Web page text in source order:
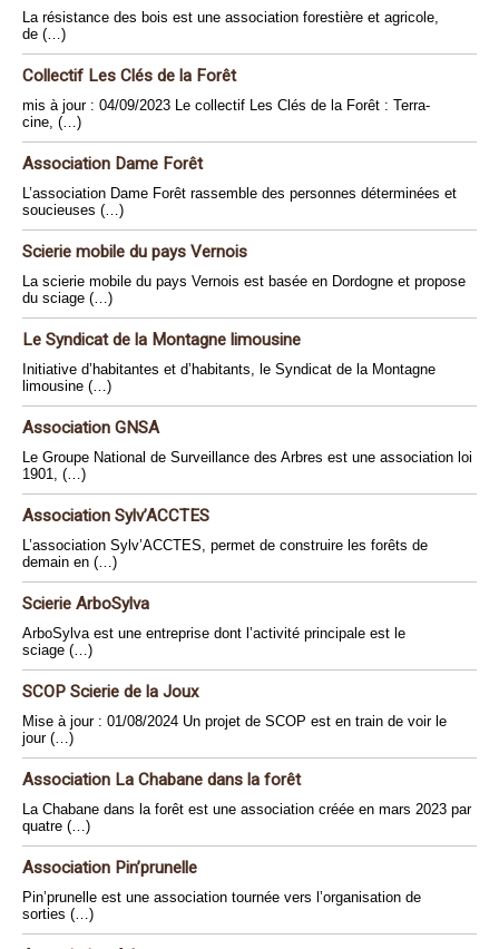
La résistance des bois est une association forestière et agricole,
de (…)
Collectif Les Clés de la Forêt
mis à jour : 04/09/2023 Le collectif Les Clés de la Forêt : Terra-
cine, (…)
Association Dame Forêt
L’association Dame Forêt rassemble des personnes déterminées et
soucieuses (…)
Scierie mobile du pays Vernois
La scierie mobile du pays Vernois est basée en Dordogne et propose
du sciage (…)
Le Syndicat de la Montagne limousine
Initiative d’habitantes et d’habitants, le Syndicat de la Montagne
limousine (…)
Association GNSA
Le Groupe National de Surveillance des Arbres est une association loi
1901, (…)
Association Sylv’ACCTES
L’association Sylv’ACCTES, permet de construire les forêts de
demain en (…)
Scierie ArboSylva
ArboSylva est une entreprise dont l’activité principale est le
sciage (…)
SCOP Scierie de la Joux
Mise à jour : 01/08/2024 Un projet de SCOP est en train de voir le
jour (…)
Association La Chabane dans la forêt
La Chabane dans la forêt est une association créée en mars 2023 par
quatre (…)
Association Pin’prunelle
Pin’prunelle est une association tournée vers l’organisation de
sorties (…)